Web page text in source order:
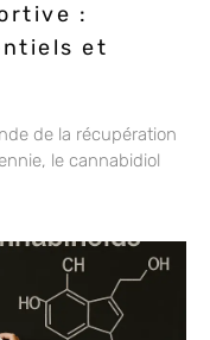
:
et
de la récupération
le cannabidiol